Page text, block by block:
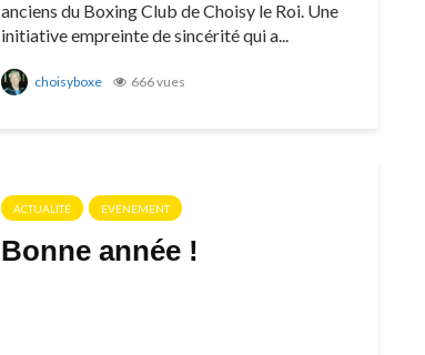
anciens du Boxing Club de Choisy le Roi. Une
initiative empreinte de sincérité qui a...
choisyboxe 666 vues
ACTUALITÉ EVÉNEMENT
Bonne année !